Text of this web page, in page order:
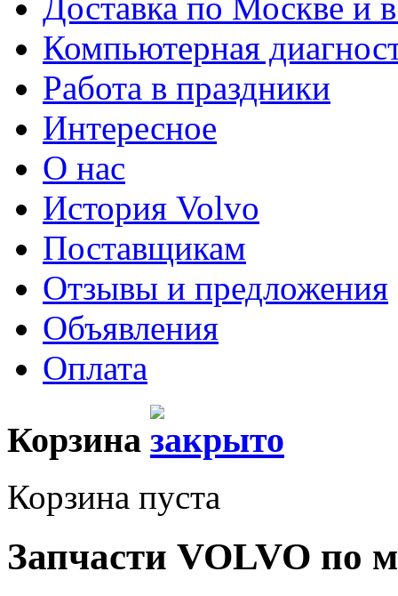
Компьютерная
Работа в праздники
Интересное
О нас
История Volvo
Поставщикам
Отзывы и предложения
Объявления
Оплата
Корзина
Корзина пуста
Запчасти VOLVO по